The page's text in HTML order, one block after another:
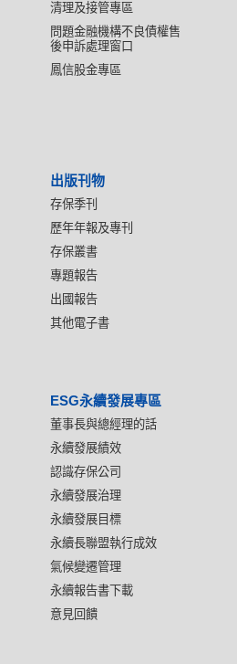
清理及接管專區
問題金融機構不良債權售
後申訴處理窗口
鳳信股金專區
出版刊物
存保季刊
歷年年報及專刊
存保叢書
專題報告
出國報告
其他電子書
ESG永續發展專區
董事長與總經理的話
永續發展績效
認識存保公司
永續發展治理
永續發展目標
永續長聯盟執行成效
氣候變遷管理
永續報告書下載
意見回饋